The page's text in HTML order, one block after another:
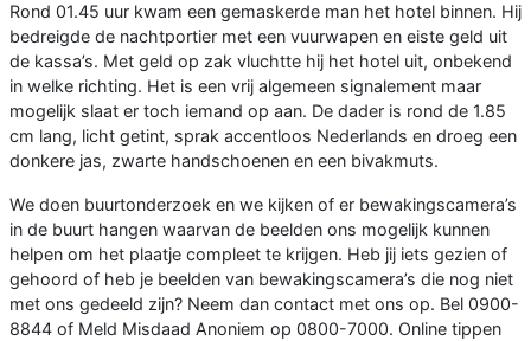
Rond 01.45 uur kwam een gemaskerde man het hotel binnen. Hij
bedreigde de nachtportier met een vuurwapen en eiste geld uit
de kassa’s. Met geld op zak vluchtte hij het hotel uit, onbekend
in welke richting. Het is een vrij algemeen signalement maar
mogelijk slaat er toch iemand op aan. De dader is rond de 1.85
cm lang, licht getint, sprak accentloos Nederlands en droeg een
donkere jas, zwarte handschoenen en een bivakmuts.
We doen buurtonderzoek en we kijken of er bewakingscamera’s
in de buurt hangen waarvan de beelden ons mogelijk kunnen
helpen om het plaatje compleet te krijgen. Heb jij iets gezien of
gehoord of heb je beelden van bewakingscamera’s die nog niet
met ons gedeeld zijn? Neem dan contact met ons op. Bel 0900-
8844 of Meld Misdaad Anoniem op 0800-7000. Online tippen